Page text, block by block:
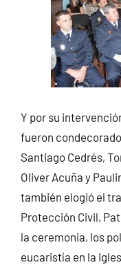
Y por su
fueron
Santiago Cedrés,
Oliver Acuña y
también elogió el
Protección Civil,
la ceremonia, los
eucaristía en la